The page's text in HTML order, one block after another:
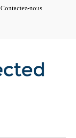
Contactez-nous